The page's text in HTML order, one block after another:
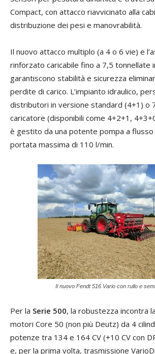
Compact, con attacco riavvicinato alla
distribuzione dei pesi e manovrabilità.
Il nuovo attacco multiplo (a 4 o 6 vie) e
rinforzato caricabile fino a 7,5 tonnellate
garantiscono stabilità e sicurezza
perdite di carico. L’impianto idraulico,
distributori in versione standard (4+1) o
caricatore (disponibili come 4+2+1,
è gestito da una potente pompa a flusso
portata massima di 110 l/min.
Il nuovo Fendt 516 Vario con rullo e
Per la Serie 500, la robustezza incontra
motori Core 50 (non più Deutz) da 4
potenze tra 134 e 164 CV (+10 CV con
e, per la prima volta, trasmissione